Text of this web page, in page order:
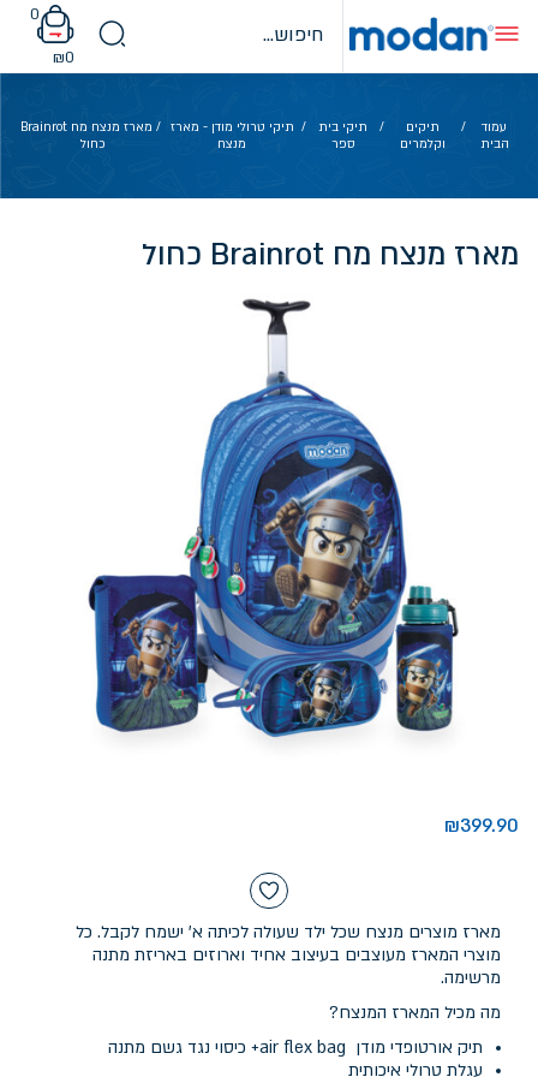
content
0
₪0
עמוד
הבית
/
תיקים
וקלמרים
/
תיקי בית
ספר
/ תיקי טרולי מודן - מארז
מנצח
/ מארז מנצח מח Brainrot
כחול
מארז מנצח מח Brainrot כחול
₪399.90
מארז מוצרים מנצח שכל ילד שעולה לכיתה א' ישמח לקבל. כל
מוצרי המארז מעוצבים בעיצוב אחיד וארוזים באריזת מתנה
מרשימה.
מה מכיל המארז המנצח?
תיק אורטופדי מודן air flex bag+ כיסוי נגד גשם מתנה
עגלת טרולי איכותית